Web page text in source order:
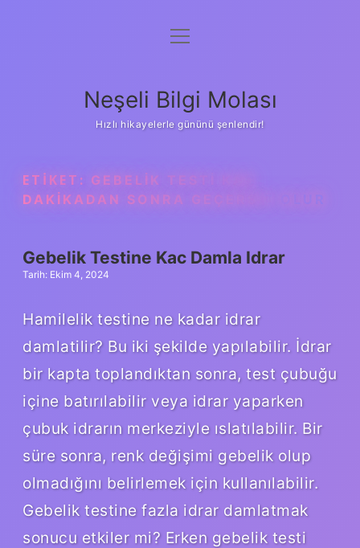
Anasayfa
Yasal Uyarı
menüyü
Neşeli Bilgi Molası
Hızlı hikayelerle gününü şenlendir!
ETIKET: GEBELIK TESTI KAÇ
DAKIKADAN SONRA GEÇERSIZ OLUR
Gebelik Testine Kac Damla Idrar
Tarih: Ekim 4, 2024
Hamilelik testine ne kadar idrar
damlatilir? Bu iki şekilde yapılabilir. İdrar
bir kapta toplandıktan sonra, test çubuğu
içine batırılabilir veya idrar yaparken
çubuk idrarın merkeziyle ıslatılabilir. Bir
süre sonra, renk değişimi gebelik olup
olmadığını belirlemek için kullanılabilir.
Gebelik testine fazla idrar damlatmak
sonucu etkiler mi? Erken gebelik testi